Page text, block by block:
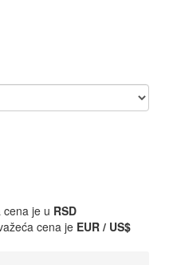
cena je u RSD
cena je EUR / US$